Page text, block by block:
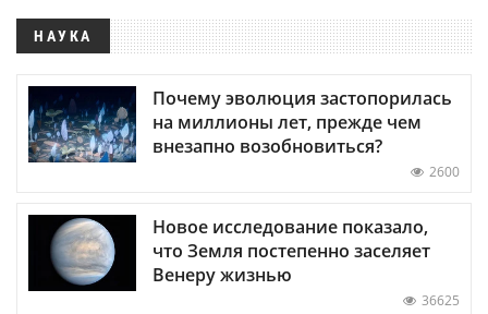
НАУКА
Почему эволюция застопорилась
на миллионы лет, прежде чем
внезапно возобновиться?
2600
Новое исследование показало,
что Земля постепенно заселяет
Венеру жизнью
36625